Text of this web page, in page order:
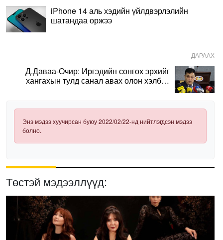
iPhone 14 аль хэдийн үйлдвэрлэлийн
шатандаа оржээ
ДАРААХ
Д.Даваа-Очир: Иргэдийн сонгох эрхийг
хангахын тулд санал авах олон хэлбэр
Энэ мэдээ хуучирсан буюу 2022/02/22-нд нийтлэгдсэн мэдээ
болно.
Төстэй мэдээллүүд: